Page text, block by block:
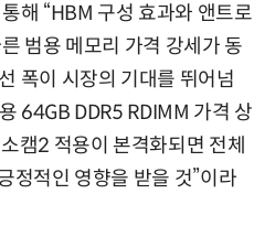
해 “HBM 구성 효과와 앤트로
범용 메모리 가격 강세가 동
폭이 시장의 기대를 뛰어넘
64GB DDR5 RDIMM 가격 상
캠2 적용이 본격화되면 전체
정적인 영향을 받을 것”이라